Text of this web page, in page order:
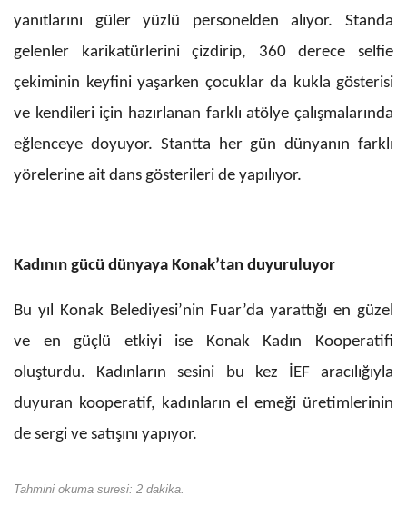
yanıtlarını güler yüzlü personelden alıyor. Standa
gelenler karikatürlerini çizdirip, 360 derece selfie
çekiminin keyfini yaşarken çocuklar da kukla gösterisi
ve kendileri için hazırlanan farklı atölye çalışmalarında
eğlenceye doyuyor. Stantta her gün dünyanın farklı
yörelerine ait dans gösterileri de yapılıyor.
Kadının gücü dünyaya Konak’tan duyuruluyor
Bu yıl Konak Belediyesi’nin Fuar’da yarattığı en güzel
ve en güçlü etkiyi ise Konak Kadın Kooperatifi
oluşturdu. Kadınların sesini bu kez İEF aracılığıyla
duyuran kooperatif, kadınların el emeği üretimlerinin
de sergi ve satışını yapıyor.
Tahmini okuma suresi: 2 dakika.